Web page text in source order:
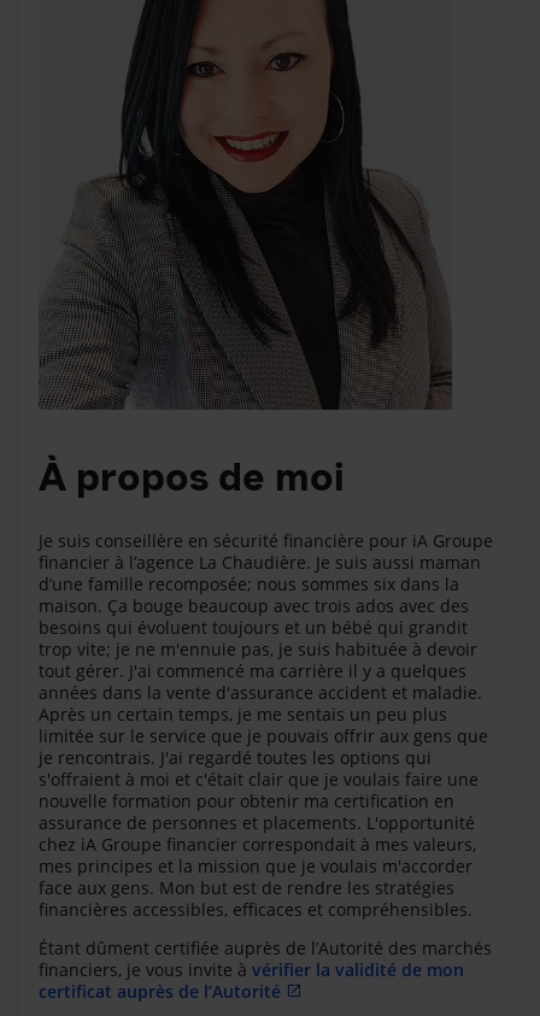
À propos de moi
Je suis conseillère en sécurité financière pour iA Groupe
financier à l’agence La Chaudière. Je suis aussi maman
d’une famille recomposée; nous sommes six dans la
maison. Ça bouge beaucoup avec trois ados avec des
besoins qui évoluent toujours et un bébé qui grandit
trop vite; je ne m'ennuie pas, je suis habituée à devoir
tout gérer. J'ai commencé ma carrière il y a quelques
années dans la vente d'assurance accident et maladie.
Après un certain temps, je me sentais un peu plus
limitée sur le service que je pouvais offrir aux gens que
je rencontrais. J'ai regardé toutes les options qui
s'offraient à moi et c'était clair que je voulais faire une
nouvelle formation pour obtenir ma certification en
assurance de personnes et placements. L'opportunité
chez iA Groupe financier correspondait à mes valeurs,
mes principes et la mission que je voulais m'accorder
face aux gens. Mon but est de rendre les stratégies
financières accessibles, efficaces et compréhensibles.
Étant dûment certifiée auprès de l’Autorité des marchés
financiers, je vous invite à vérifier la validité de mon
certificat auprès de l’Autorité